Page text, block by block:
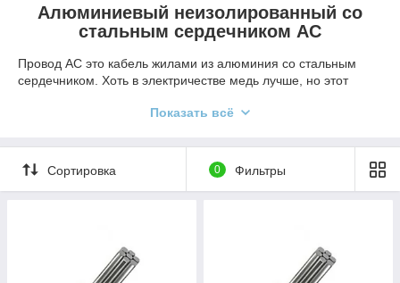
Алюминиевый неизолированный со
стальным сердечником АС
Провод АС это кабель жилами из алюминия со стальным
сердечником. Хоть в электричестве медь лучше, но этот
потому что дешевле и легче. Провод используется только в
середине трос, который дает прочность и устойчивость к
растяжению. Для алюминия АС имеет хорошую
проводимость. Кабель АС идеален для стран СНГ потому что
Рекомендуем хранить в бухтах.
Дополнительно про кабеля ЧИТАЙТЕ ТУТ
Показать всё
Сортировка 0 Фильтры